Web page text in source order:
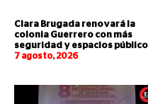
Clara Brugada renovará la
colonia Guerrero con más
seguridad y espacios
7 agosto, 2026